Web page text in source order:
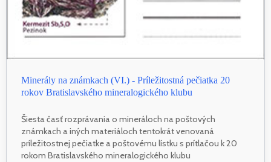
Minerály na známkach (VI.) - Príležitostná pečiatka 20
rokov Bratislavského mineralogického klubu
Šiesta časť rozprávania o mineráloch na poštových
známkach a iných materiáloch tentokrát venovaná
príležitostnej pečiatke a poštovému lístku s prítlačou k 20
rokom Bratislavského mineralogického klubu